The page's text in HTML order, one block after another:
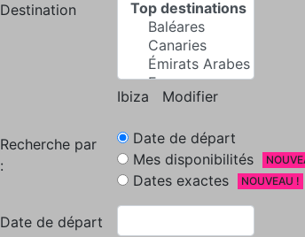
Destination
Ibiza Modifier
Recherche par
:
Date de départ
Mes disponibilités
Dates exactes NOUVEAU !
Date de départ